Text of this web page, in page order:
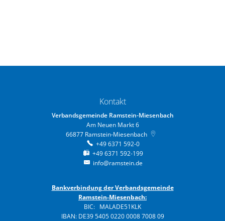
Kontakt
Verbandsgemeinde Ramstein-Miesenbach
Am Neuen Markt 6
66877 Ramstein-Miesenbach
+49 6371 592-0
+49 6371 592-199
info@ramstein.de
Bankverbindung der Verbandsgemeinde
Ramstein-Miesenbach:
BIC: MALADE51KLK
IBAN: DE39 5405 0220 0008 7008 09